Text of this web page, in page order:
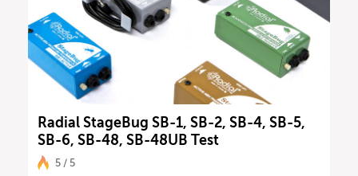
Radial StageBug SB-1, SB-2, SB-4, SB-5,
SB-6, SB-48, SB-48UB Test
5 / 5